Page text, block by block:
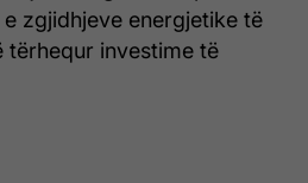
zgjidhjeve energjetike të
tërhequr investime të